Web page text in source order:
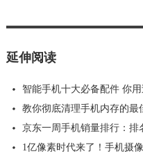
延伸阅读
智能手机十大必备配件 你用
教你彻底清理手机内存的最
京东一周手机销量排行：排
1亿像素时代来了！手机摄